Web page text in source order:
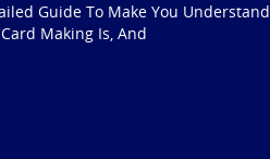
Guide To Make You Understand
Making Is, And